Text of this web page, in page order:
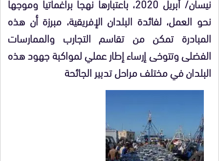
نحو العمل، لفائدة البلدان الإفريقية، مبرزة أن هذه
المبادرة تمكن من تقاسم التجارب والممارسات
الفضلى وتتوخى إرساء إطار عملي لمواكبة جهود هذه
البلدان في مختلف مراحل تدبير الجائحة